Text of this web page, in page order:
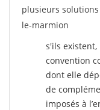
plusieurs
le-marmion
s'ils
convention
dont elle
de
imposés à